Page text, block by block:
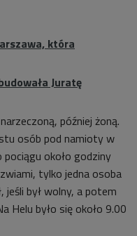
która
Juratę
później żoną.
osób pod namioty w
pociągu około godziny
tylko jedna osoba
jeśli był wolny, a potem
Helu było się około 9.00